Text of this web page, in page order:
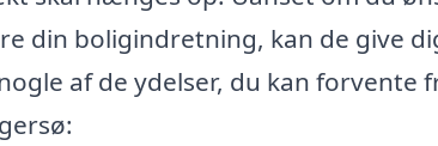
din boligindretning, kan de give
af de ydelser, du kan forvente